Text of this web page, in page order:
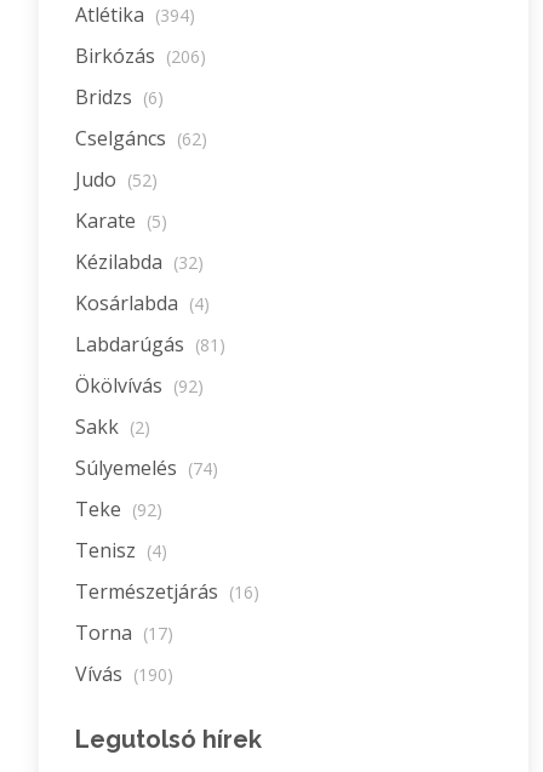
Atlétika (394)
Birkózás (206)
Bridzs (6)
Cselgáncs (62)
Judo (52)
Karate (5)
Kézilabda (32)
Kosárlabda (4)
Labdarúgás (81)
Ökölvívás (92)
Sakk (2)
Súlyemelés (74)
Teke (92)
Tenisz (4)
Természetjárás (16)
Torna (17)
Vívás (190)
Legutolsó hírek